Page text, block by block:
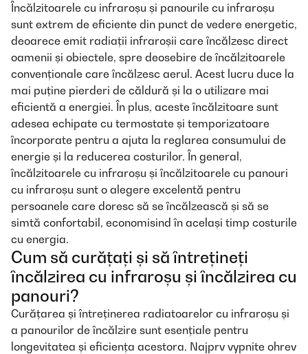
Încălzitoarele cu infraroșu și panourile cu infraroșu
sunt extrem de eficiente din punct de vedere energetic,
deoarece emit radiații infraroșii care încălzesc direct
oamenii și obiectele, spre deosebire de încălzitoarele
convenționale care încălzesc aerul. Acest lucru duce la
mai puține pierderi de căldură și la o utilizare mai
eficientă a energiei. În plus, aceste încălzitoare sunt
adesea echipate cu termostate și temporizatoare
încorporate pentru a ajuta la reglarea consumului de
energie și la reducerea costurilor. În general,
încălzitoarele cu infraroșu și încălzitoarele cu panouri
cu infraroșu sunt o alegere excelentă pentru
persoanele care doresc să se încălzească și să se
simtă confortabil, economisind în același timp costurile
cu energia.
Cum să curățați și să întrețineți
încălzirea cu infraroșu și încălzirea cu
panouri?
Curățarea și întreținerea radiatoarelor cu infraroșu și
a panourilor de încălzire sunt esențiale pentru
longevitatea și eficiența acestora. Najprv vypnite ohrev